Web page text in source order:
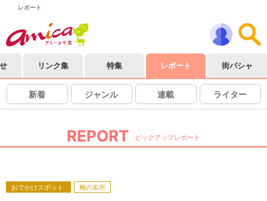
レポート
リンク集 特集 レポート 街パシャ
新着 ジャンル 連載 ライター
REPORT ピックアップレポート
おでかけスポット 梅の名所